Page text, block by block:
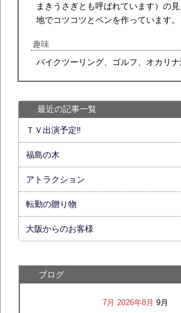
まきうさぎとも呼ばれています）の
地でコツコツとペンを作っています。
趣味
バイクツーリング、ゴルフ、オカリ
最近の記事一覧
ＴＶ出演予定‼
福島の木
アトラクション
転勤の贈り物
大阪からのお客様
ブログ
7月 2026年8月 9月